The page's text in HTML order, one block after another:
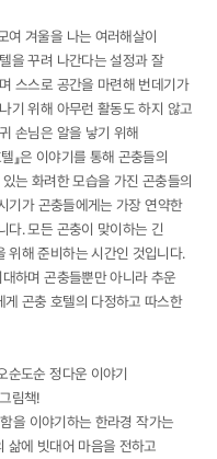
여 겨울을 나는 여러해살이
을 꾸려 나간다는 설정과 잘
스스로 공간을 마련해 번데기가
기 위해 아무런 활동도 하지 않고
손님은 알을 낳기 위해
』은 이야기를 통해 곤충들의
는 화려한 모습을 가진 곤충들의
기가 곤충들에게는 가장 연약한
다. 모든 곤충이 맞이하는 긴
위해 준비하는 시간인 것입니다.
하며 곤충들뿐만 아니라 추운
곤충 호텔의 다정하고 따스한
순도순 정다운 이야기
림책!
함을 이야기하는 한라경 작가는
삶에 빗대어 마음을 전하고